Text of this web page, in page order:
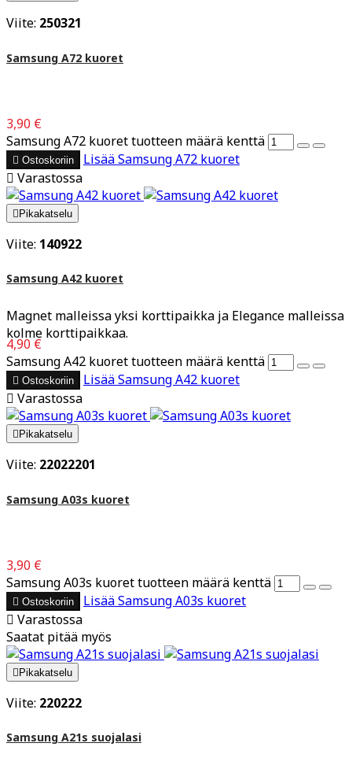
Viite: 250321
Samsung A72 kuoret
3,90 €
Samsung A72 kuoret tuotteen määrä kenttä
 Ostoskoriin LisääSamsung A72 kuoret
 Varastossa
Pikakatselu
Viite: 140922
Samsung A42 kuoret
Magnet malleissa yksi korttipaikka ja Elegance malleissa
kolme korttipaikkaa.
4,90 €
Samsung A42 kuoret tuotteen määrä kenttä
 Ostoskoriin LisääSamsung A42 kuoret
 Varastossa
 Pikakatselu
Viite: 22022201
Samsung A03s kuoret
3,90 €
Samsung A03s kuoret tuotteen määrä kenttä
 Ostoskoriin LisääSamsung A03s kuoret
 Varastossa
Saatat pitää myös
Pikakatselu
Viite: 220222
Samsung A21s suojalasi